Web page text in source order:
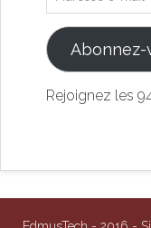
Abonnez-
Rejoignez les